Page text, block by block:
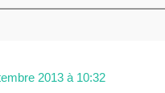
2013 à 10:32